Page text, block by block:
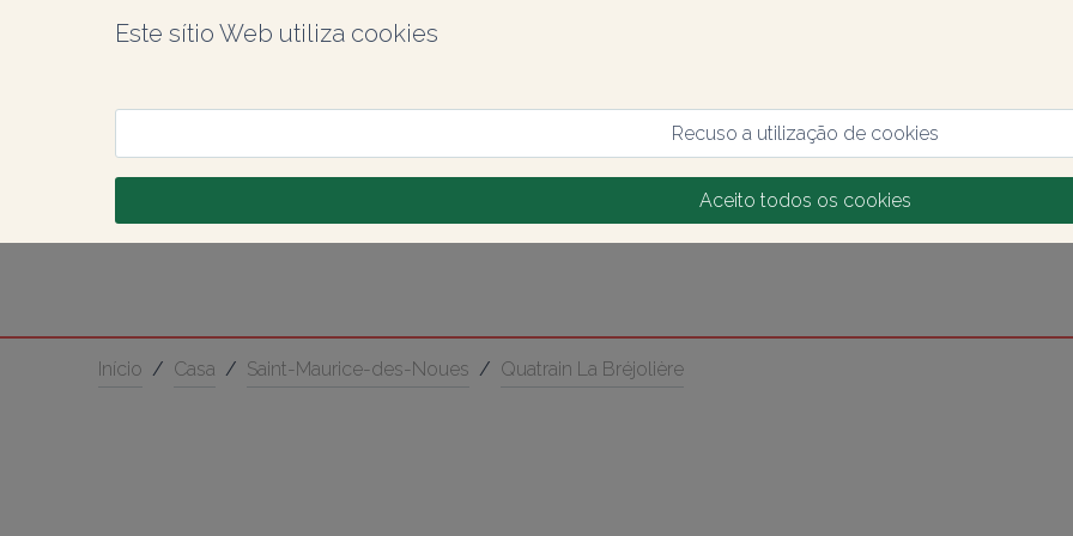
Este sítio Web utiliza cookies
Recuso a utilização de cookies
Aceito todos os cookies
Início / Casa / Saint-Maurice-des-Noues / Quatrain La Bréjolière